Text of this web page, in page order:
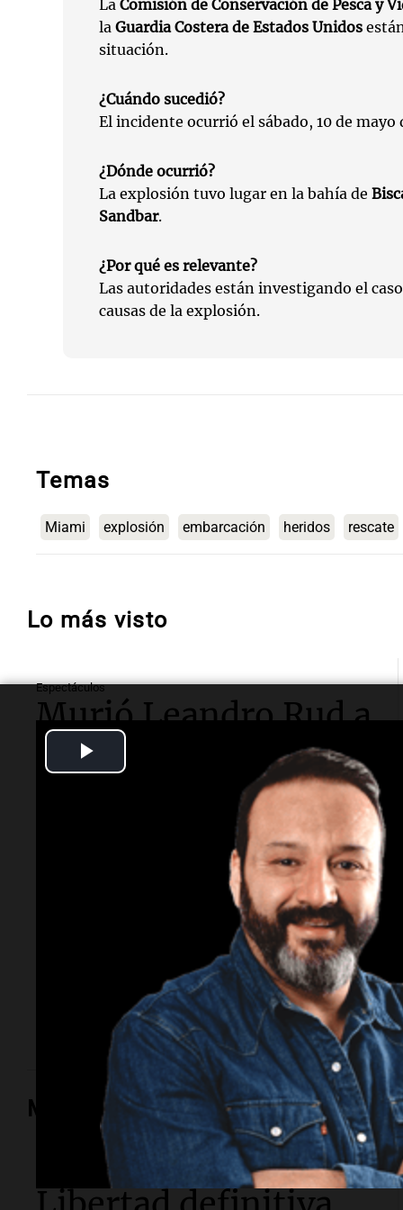
La Comisión de Conservación de Pesca y
la Guardia Costera de Estados Unidos
situación.
¿Cuándo sucedió?
El incidente ocurrió el sábado, 10 de mayo
¿Dónde ocurrió?
La explosión tuvo lugar en la bahía de
Sandbar.
¿Por qué es relevante?
Las autoridades están investigando el
causas de la explosión.
Temas
Miami explosión embarcación heridos rescate
Lo más visto
Espectáculos
Murió Leandro Rud a
los 51 años: la
representante de
modelos que marcó
El empresario y conductor falleció tras una larga
lucha contra un cáncer de parótida. Fundó una de las
agencias de modelos más reconocidas y luego volcó
su historia a la televisión.
Mundo